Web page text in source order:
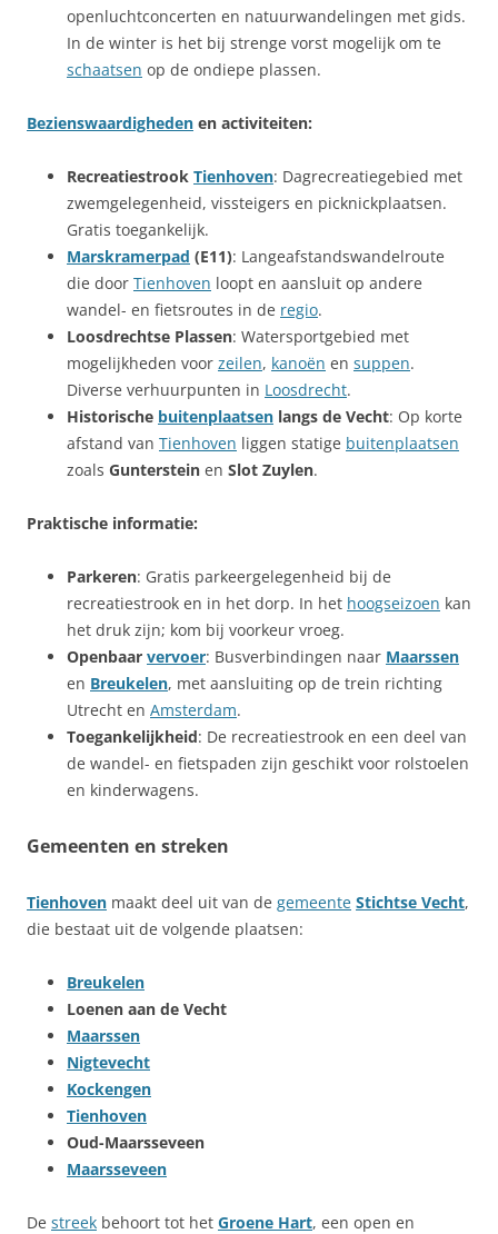
openluchtconcerten en natuurwandelingen met gids.
In de winter is het bij strenge vorst mogelijk om te
schaatsen op de ondiepe plassen.
Bezienswaardigheden en activiteiten:
Recreatiestrook Tienhoven: Dagrecreatiegebied met
zwemgelegenheid, vissteigers en picknickplaatsen.
Gratis toegankelijk.
Marskramerpad (E11): Langeafstandswandelroute
die door Tienhoven loopt en aansluit op andere
wandel- en fietsroutes in de regio.
Loosdrechtse Plassen: Watersportgebied met
mogelijkheden voor zeilen, kanoën en suppen.
Diverse verhuurpunten in Loosdrecht.
Historische buitenplaatsen langs de Vecht: Op korte
afstand van Tienhoven liggen statige buitenplaatsen
zoals Gunterstein en Slot Zuylen.
Praktische informatie:
Parkeren: Gratis parkeergelegenheid bij de
recreatiestrook en in het dorp. In het hoogseizoen kan
het druk zijn; kom bij voorkeur vroeg.
Openbaar vervoer: Busverbindingen naar Maarssen
en Breukelen, met aansluiting op de trein richting
Utrecht en Amsterdam.
Toegankelijkheid: De recreatiestrook en een deel van
de wandel- en fietspaden zijn geschikt voor rolstoelen
en kinderwagens.
Gemeenten en streken
Tienhoven maakt deel uit van de gemeente Stichtse Vecht,
die bestaat uit de volgende plaatsen:
Breukelen
Loenen aan de Vecht
Maarssen
Nigtevecht
Kockengen
Tienhoven
Oud-Maarsseveen
Maarsseveen
De streek behoort tot het Groene Hart, een open en